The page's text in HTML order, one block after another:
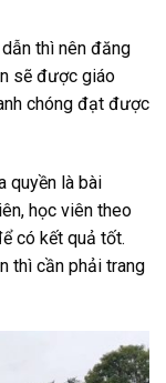
thì nên đăng
sẽ được giáo
chóng đạt được
quyền là bài
học viên theo
có kết quả tốt.
thì cần phải trang